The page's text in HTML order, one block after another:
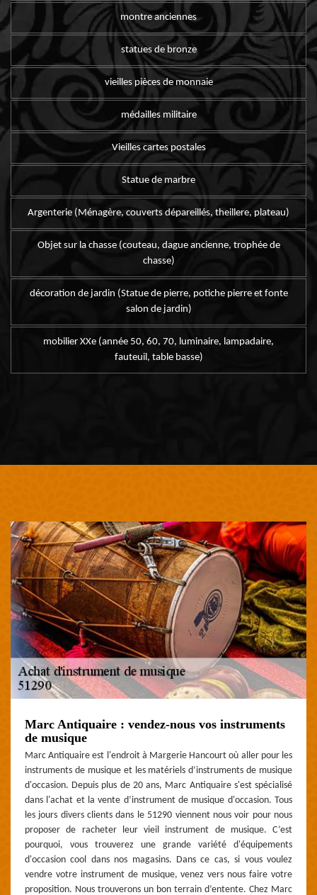
montre anciennes
statues de bronze
vieilles pièces de monnaie
médailles militaire
Vieilles cartes postales
Statue de marbre
Argenterie (Ménagère, couverts dépareillés, theillere, plateau)
Objet sur la chasse (couteau, dague ancienne, trophée de
chasse)
décoration de jardin (Statue de pierre, potiche pierre et fonte
salon de jardin)
mobilier XXe (année 50, 60, 70, luminaire, lampadaire,
fauteuil, table basse)
Marc Antiquaire : vendez-nous vos instruments
de musique
Marc Antiquaire est l'endroit à Margerie Hancourt où aller pour les
instruments de musique et les matériels d’instruments de musique
d'occasion. Depuis plus de 20 ans, Marc Antiquaire s'est spécialisé
dans l'achat et la vente d’instrument de musique d'occasion. Tous
les jours divers clients dans le 51290 viennent nous voir pour nous
proposer de racheter leur vieil instrument de musique. C’est
pourquoi, vous trouverez une grande variété d'équipements
d'occasion cool dans nos magasins. Dans ce cas, si vous voulez
vendre votre instrument de musique, venez vers nous faire votre
proposition. Nous trouverons un bon terrain d’entente. Chez Marc